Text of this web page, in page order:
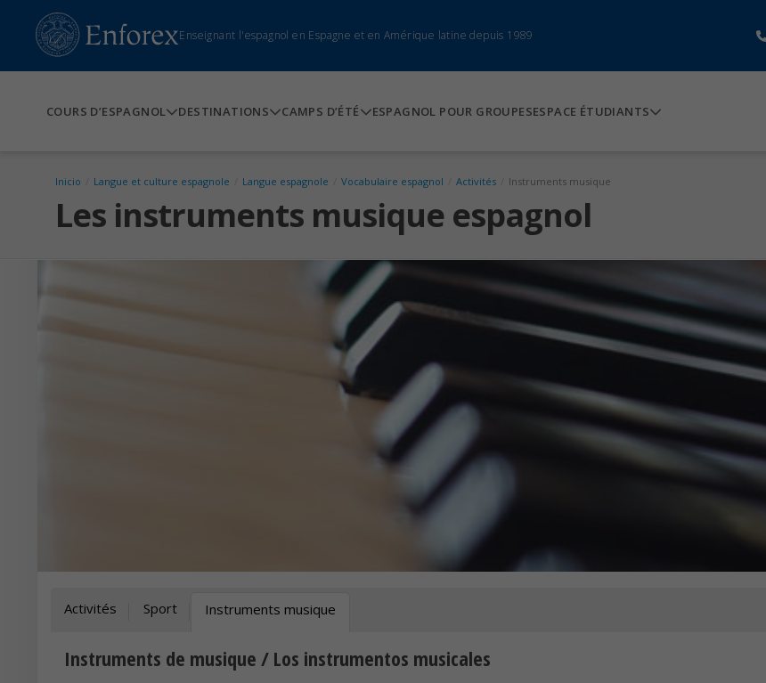
Enseignant l'espagnol en Espagne et en Amérique latine depuis 1989
COURS D’ESPAGNOL DESTINATIONS CAMPS D’ÉTÉ ESPAGNOL POUR GROUPESESPACE ÉTUDIANTS
Inicio Langue et culture espagnole Langue espagnole Vocabulaire espagnol Activités Instruments musique
Les instruments musique espagnol
Activités Sport Instruments musique
Instruments de musique / Los instrumentos musicales